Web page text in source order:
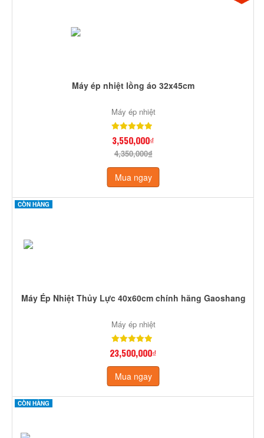
Máy ép nhiệt lồng áo 32x45cm
Máy ép nhiệt
3,550,000₫
4,350,000₫
Mua ngay
CÒN HÀNG
Máy Ép Nhiệt Thủy Lực 40x60cm chính hãng Gaoshang
Máy ép nhiệt
23,500,000₫
Mua ngay
CÒN HÀNG